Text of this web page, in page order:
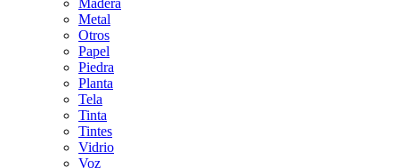
Metal
Otros
Papel
Piedra
Planta
Tela
Tinta
Tintes
Vidrio
Voz